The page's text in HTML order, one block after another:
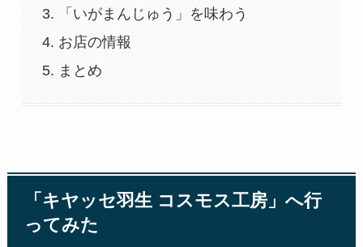
「いがまんじゅう」を味わう
お店の情報
まとめ
「キヤッセ羽生 コスモス工房」へ行
ってみた